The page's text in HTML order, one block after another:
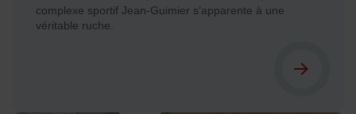
complexe sportif Jean-Guimier s’apparente à une
véritable ruche.